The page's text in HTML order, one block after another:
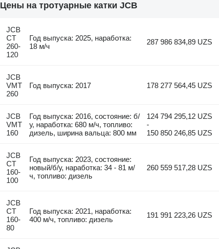
Цены на тротуарные катки JCB
JCB
CT
260-
120
Год выпуска: 2025, наработка:
18 м/ч
287 986 834,89 UZS
JCB
VMT
260
Год выпуска: 2017 178 277 564,45 UZS
JCB
VMT
160
Год выпуска: 2016, состояние: б/
у, наработка: 680 м/ч, топливо:
дизель, ширина вальца: 800 мм
124 794 295,12 UZS
-
150 850 246,85 UZS
JCB
CT
160-
100
Год выпуска: 2023, состояние:
новый/б/у, наработка: 34 - 81 м/
ч, топливо: дизель
260 559 517,28 UZS
JCB
CT
160-
80
Год выпуска: 2021, наработка:
400 м/ч, топливо: дизель
191 991 223,26 UZS